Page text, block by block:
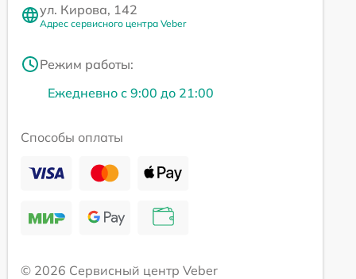
ул. Кирова, 142
Адрес сервисного центра Veber
Режим работы:
Ежедневно с 9:00 до 21:00
Способы оплаты
© 2026 Сервисный центр Veber